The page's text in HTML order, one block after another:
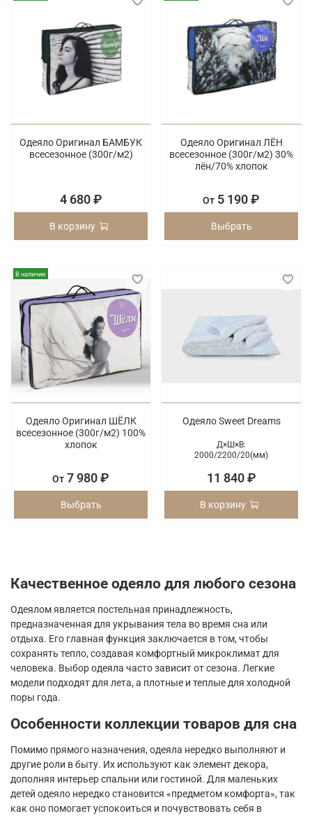
Одеяло Оригинал БАМБУК
всесезонное (300г/м2)
4 680 ₽
В корзину
Одеяло Оригинал ЛЁН
всесезонное (300г/м2) 30%
лён/70% хлопок
От 5 190 ₽
Выбрать
В наличии
Одеяло Оригинал ШЁЛК
всесезонное (300г/м2) 100%
хлопок
От 7 980 ₽
Выбрать
Одеяло Sweet Dreams
Д×Ш×В:
2000/2200/20(мм)
11 840 ₽
В корзину
Качественное одеяло для любого сезона
Одеялом является постельная принадлежность,
предназначенная для укрывания тела во время сна или
отдыха. Его главная функция заключается в том, чтобы
сохранять тепло, создавая комфортный микроклимат для
человека. Выбор одеяла часто зависит от сезона. Легкие
модели подходят для лета, а плотные и теплые для холодной
поры года.
Особенности коллекции товаров для сна
Помимо прямого назначения, одеяла нередко выполняют и
другие роли в быту. Их используют как элемент декора,
дополняя интерьер спальни или гостиной. Для маленьких
детей одеяло нередко становится «предметом комфорта», так
как оно помогает успокоиться и почувствовать себя в